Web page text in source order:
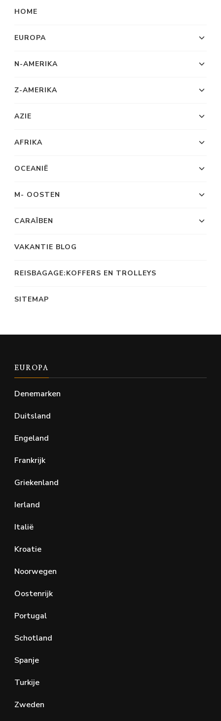
HOME
EUROPA
N-AMERIKA
Z-AMERIKA
AZIE
AFRIKA
OCEANIË
M- OOSTEN
CARAÏBEN
VAKANTIE BLOG
REISBAGAGE:KOFFERS EN TROLLEYS
SITEMAP
EUROPA
Denemarken
Duitsland
Engeland
Frankrijk
Griekenland
Ierland
Italië
Kroatie
Noorwegen
Oostenrijk
Portugal
Schotland
Spanje
Turkije
Zweden